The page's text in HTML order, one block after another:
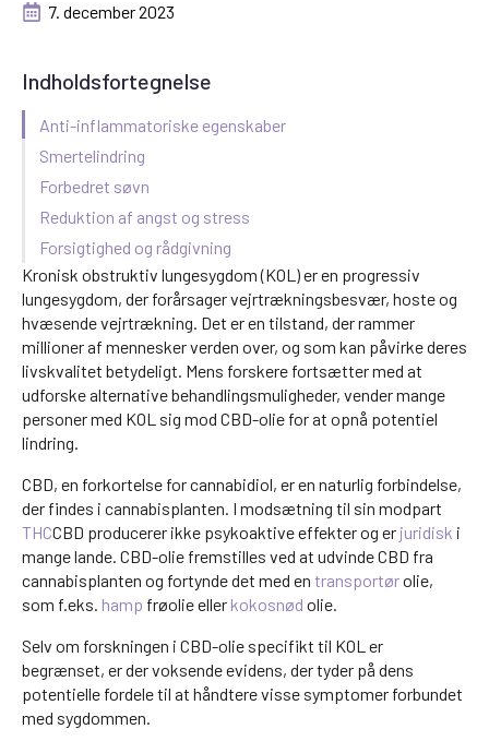
7. december 2023
Kronisk obstruktiv lungesygdom (KOL) er en progressiv
lungesygdom, der forårsager vejrtrækningsbesvær, hoste og
hvæsende vejrtrækning. Det er en tilstand, der rammer
millioner af mennesker verden over, og som kan påvirke deres
livskvalitet betydeligt. Mens forskere fortsætter med at
udforske alternative behandlingsmuligheder, vender mange
personer med KOL sig mod CBD-olie for at opnå potentiel
lindring.
CBD, en forkortelse for cannabidiol, er en naturlig forbindelse,
der findes i cannabisplanten. I modsætning til sin modpart
THCCBD producerer ikke psykoaktive effekter og er juridisk i
mange lande. CBD-olie fremstilles ved at udvinde CBD fra
cannabisplanten og fortynde det med en transportørolie,
som f.eks. hamp frøolie eller kokosnød olie.
Selv om forskningen i CBD-olie specifikt til KOL er
begrænset, er der voksende evidens, der tyder på dens
potentielle fordele til at håndtere visse symptomer forbundet
med sygdommen.
Indholdsfortegnelse
Anti-inflammatoriske egenskaber
Smertelindring
Forbedret søvn
Reduktion af angst og stress
Forsigtighed og rådgivning